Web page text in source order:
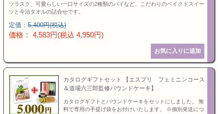
ツラスク、可愛らしい一口サイズの2種類のパイなど、こだわりのベイクドスイー
ツと今治タオルの詰合せです。
定価： 5,400円(税込)
価格： 4,583円(税込 4,950円)
カタログギフトセット 【エスプリ フェミニンコース
＆道場六三郎監修パウンドケーキ】
カタログギフトとパウンドケーキをセットにしました。 無
料で専用の手提げ袋をお付けいたします。 ※個別発送につ